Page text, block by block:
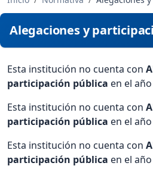
Alegaciones y
Esta institución no cuenta con
participación pública en el
Esta institución no cuenta con
participación pública en el
Esta institución no cuenta con
participación pública en el